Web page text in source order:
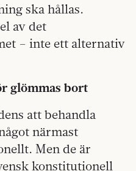
ska hållas.
av det
– inte ett alternativ
glömmas bort
att behandla
närmast
Men de är
konstitutionell